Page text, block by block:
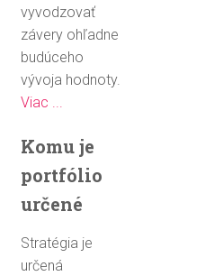
vyvodzovať
závery ohľadne
budúceho
vývoja hodnoty.
Viac ...
Komu je
portfólio
určené
Stratégia je
určená